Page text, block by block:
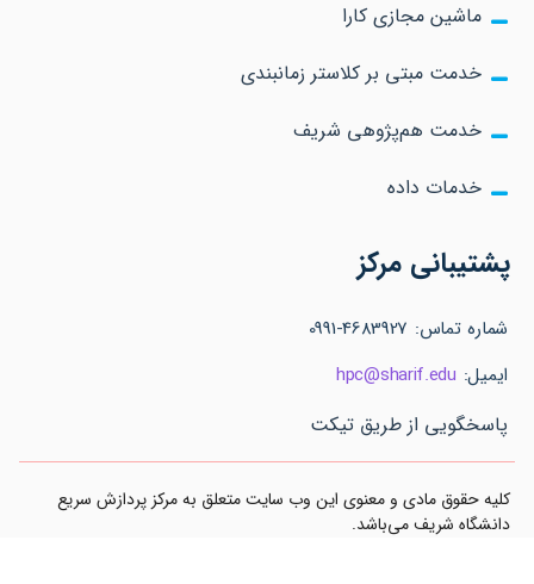
ماشین مجازی کارا
خدمت مبتی بر کلاستر زمانبندی
خدمت هم‌پژوهی شریف
خدمات داده
پشتیبانی مرکز
شماره تماس: 4683927-0991
ایمیل: hpc@sharif.edu
پاسخگویی از طریق تیکت
کلیه حقوق مادی و معنوی این وب سایت متعلق به مرکز پردازش سریع
دانشگاه شریف می‌باشد.